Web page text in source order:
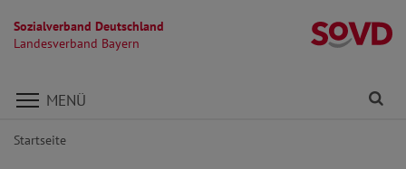
Sozialverband Deutschland
Landesverband Bayern
Direkt zu den Inhalten springen
MENÜ
Startseite